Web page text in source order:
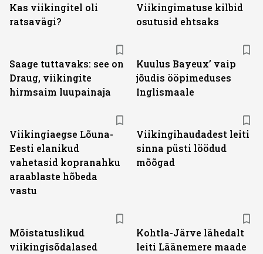
Kas viikingitel oli
ratsavägi?
Viikingimatuse kilbid
osutusid ehtsaks
Saage tuttavaks: see on
Draug, viikingite
hirmsaim luupainaja
Kuulus Bayeux’ vaip
jõudis ööpimeduses
Inglismaale
Viikingiaegse Lõuna-
Eesti elanikud
vahetasid kopranahku
araablaste hõbeda
vastu
Viikingihaudadest leiti
sinna püsti löödud
mõõgad
Mõistatuslikud
viikingisõdalased
Kohtla-Järve lähedalt
leiti Läänemere maade